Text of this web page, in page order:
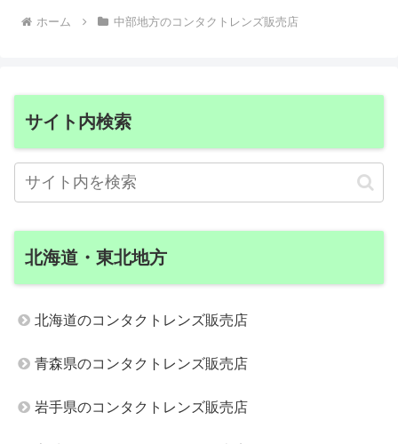
ホーム 中部地方のコンタクトレンズ販売店
サイト内検索
北海道・東北地方
北海道のコンタクトレンズ販売店
青森県のコンタクトレンズ販売店
岩手県のコンタクトレンズ販売店